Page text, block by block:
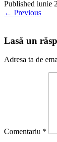
Published iunie
← Previous
Lasă un
Adresa ta de
Comentariu *